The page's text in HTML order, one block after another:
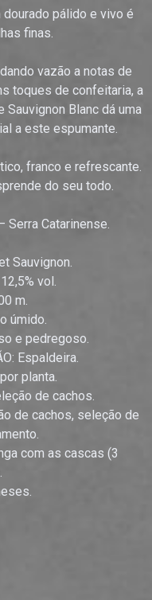
pálido e vivo é
finas.
vazão a notas de
toques de confeitaria, a
Sauvignon Blanc dá uma
a este espumante.
franco e refrescante.
do seu todo.
Serra Catarinense.
Sauvignon.
vol.
m.
úmido.
e pedregoso.
Espaldeira.
planta.
de cachos.
de cachos, seleção de
com as cascas (3